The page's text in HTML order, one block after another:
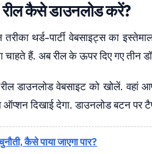
रील कैसे डाउनलोड करें?
थर्ड-पार्टी वेबसाइट्स का
हैं. अब रील के ऊपर दिए गए तीन
डाउनलोड वेबसाइट को खोलें. वहां
दिखाई देगा. डाउनलोड बटन पर
कैसे पाया जाएगा पार?